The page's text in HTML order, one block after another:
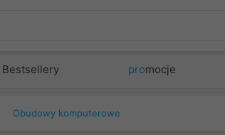
Bestsellery promocje
Obudowy komputerowe